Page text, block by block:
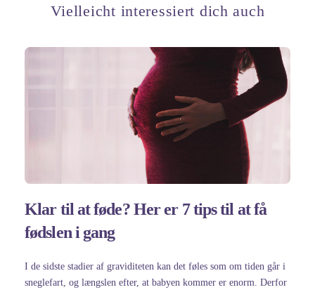
Vielleicht interessiert dich auch
Klar til at føde? Her er 7 tips til at få
fødslen i gang
I de sidste stadier af graviditeten kan det føles som om tiden går i
sneglefart, og længslen efter, at babyen kommer er enorm. Derfor